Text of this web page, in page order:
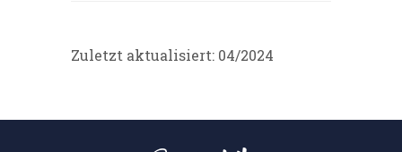
Zuletzt aktualisiert: 04/2024